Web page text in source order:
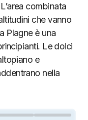
combinata
che vanno
Plagne è una
Le dolci
e
nella